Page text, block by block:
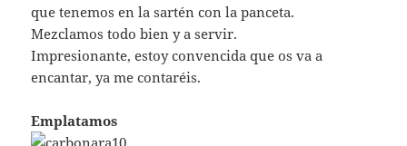
que tenemos en la sartén con la panceta.
Mezclamos todo bien y a servir.
Impresionante, estoy convencida que os va a
encantar, ya me contaréis.
Emplatamos